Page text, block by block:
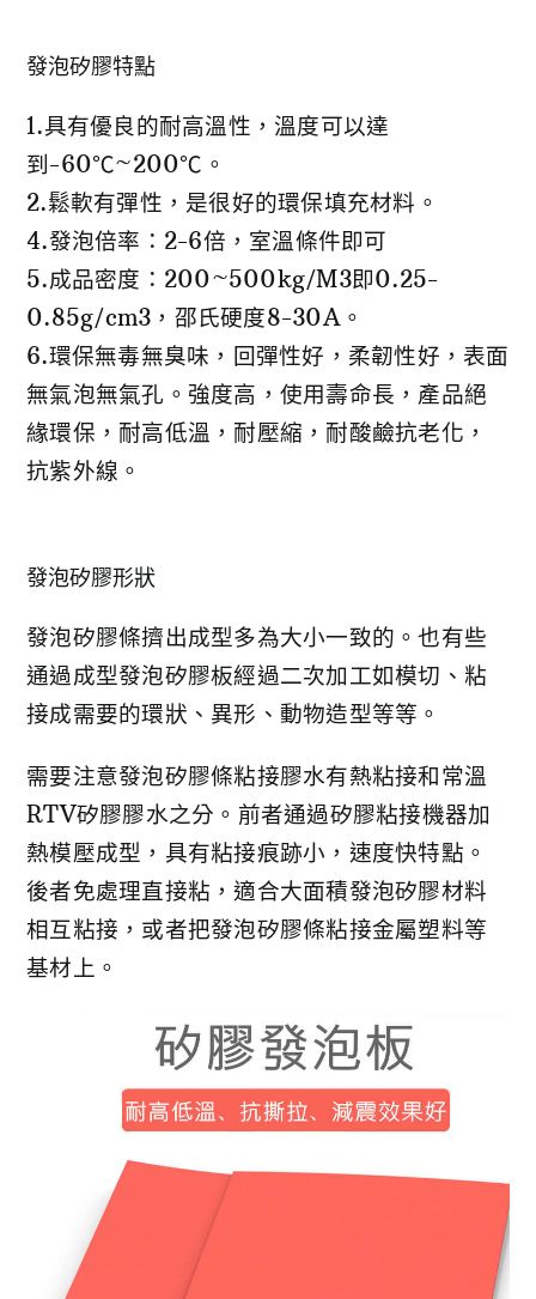
發泡矽膠特點
1.具有優良的耐高溫性，溫度可以達
到-60℃~200℃。
2.鬆軟有彈性，是很好的環保填充材料。
4.發泡倍率：2-6倍，室溫條件即可
5.成品密度：200~500kg/M3即0.25-
0.85g/cm3，邵氏硬度8-30A。
6.環保無毒無臭味，回彈性好，柔韌性好，表面
無氣泡無氣孔。強度高，使用壽命長，產品絕
緣環保，耐高低溫，耐壓縮，耐酸鹼抗老化，
抗紫外線。
發泡矽膠形狀
發泡矽膠條擠出成型多為大小一致的。也有些
通過成型發泡矽膠板經過二次加工如模切、粘
接成需要的環狀、異形、動物造型等等。
需要注意發泡矽膠條粘接膠水有熱粘接和常溫
RTV矽膠膠水之分。前者通過矽膠粘接機器加
熱模壓成型，具有粘接痕跡小，速度快特點。
後者免處理直接粘，適合大面積發泡矽膠材料
相互粘接，或者把發泡矽膠條粘接金屬塑料等
基材上。